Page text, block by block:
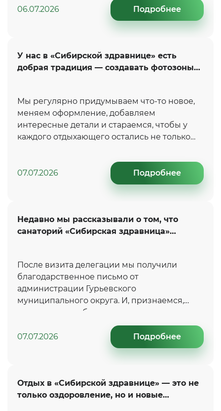
Кубка РФ 2026 года и бронзовый призер 57-
го Абсолютного Чемпионата Японии.
06.07.2026 Подробнее
У нас в «Сибирской здравнице» есть
добрая традиция — создавать фотозоны
Мы регулярно придумываем что-то новое,
меняем оформление, добавляем
интересные детали и стараемся, чтобы у
каждого отдыхающего остались не только
07.07.2026
Подробнее
Недавно мы рассказывали о том, что
санаторий «Сибирская здравница»
турагентств Сибирского федерального
округа
После визита делегации мы получили
благодарственное письмо от
администрации Гурьевского
муниципального округа. И, признаемся,
такие слова особенно приятно получать.
07.07.2026 Подробнее
Отдых в «Сибирской здравнице» — это не
только оздоровление, но и новые